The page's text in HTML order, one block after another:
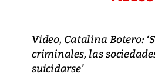
Video, Catalina Botero:
criminales, las
suicidarse’